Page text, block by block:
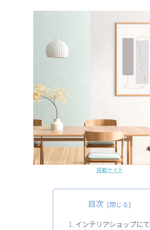
掲載サイト
目次
インテリアショップにて